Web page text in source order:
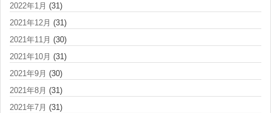
2022年1月 (31)
2021年12月 (31)
2021年11月 (30)
2021年10月 (31)
2021年9月 (30)
2021年8月 (31)
2021年7月 (31)